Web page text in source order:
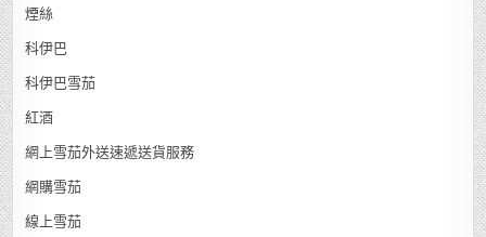
煙絲
科伊巴
科伊巴雪茄
紅酒
網上雪茄外送速遞送貨服務
網購雪茄
線上雪茄